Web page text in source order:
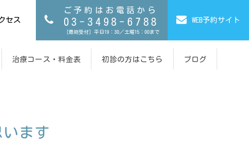
セス
ご予約はお電話から
03-3498-6788
［最終受付］平日19：30／土曜15：00まで
WEB予約サイト
治療コース・料金表 初診の方はこちら ブログ
ます